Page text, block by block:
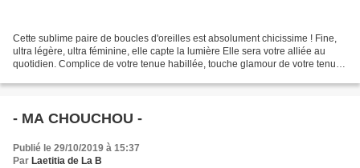
Cette sublime paire de boucles d'oreilles est absolument chicissime ! Fine,
ultra légère, ultra féminine, elle capte la lumière Elle sera votre alliée au
quotidien. Complice de votre tenue habillée, touche glamour de votre tenue
- MA CHOUCHOU -
Publié le 29/10/2019 à 15:37
Par Laetitia de La B